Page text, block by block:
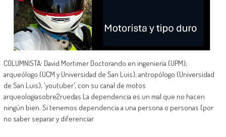
COLUMNISTA: David Mortimer Doctorando en ingeniería (UPM);
arqueólogo (UCM y Universidad de San Luis); antropólogo (Universidad
de San Luis); 'youtuber', con su canal de motos
arqueologiasobre2ruedas La dependencia es un mal que no hacen
ningún bien. Si tenemos dependencia a una persona o personas (por
no saber separar y diferenciar